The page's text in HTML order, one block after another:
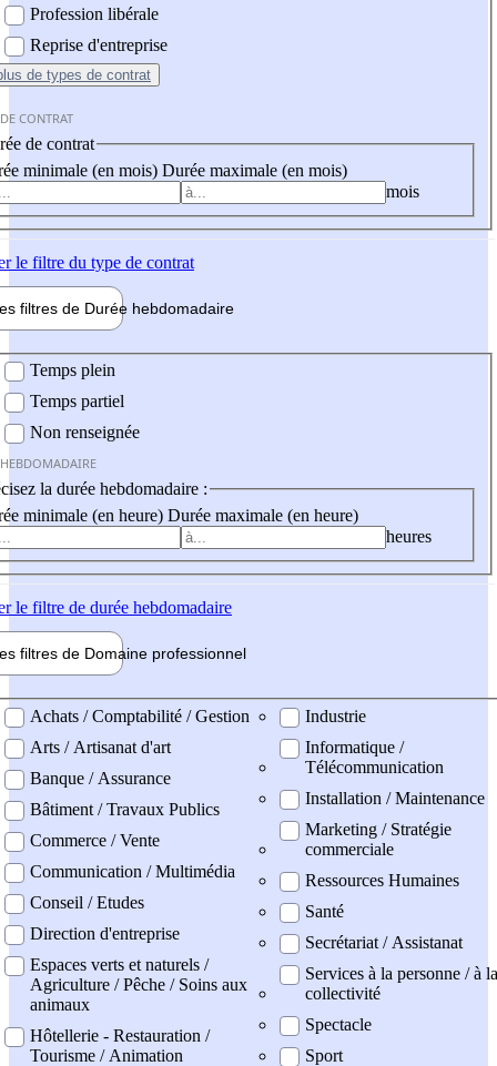
Profession libérale
Reprise d'entreprise
de types de contrat
CONTRAT
de contrat
minimale (en mois) Durée maximale (en mois)
mois
le filtre du type de contrat
filtres de Durée hebdomadaire
Temps plein
Temps partiel
Non renseignée
la durée hebdomadaire :
minimale (en heure) Durée maximale (en heure)
heures
le filtre de durée hebdomadaire
filtres de Domaine professionnel
professionel
Achats / Comptabilité / Gestion
Arts / Artisanat d'art
Banque / Assurance
Bâtiment / Travaux Publics
Commerce / Vente
Communication / Multimédia
Conseil / Etudes
Direction d'entreprise
Espaces verts et naturels /
Agriculture / Pêche / Soins aux
animaux
Hôtellerie - Restauration /
Tourisme / Animation
Industrie
Informatique /
Télécommunication
Installation / Maintenance
Marketing / Stratégie
commerciale
Ressources Humaines
Santé
Secrétariat / Assistanat
Services à la personne / à la
collectivité
Spectacle
Sport